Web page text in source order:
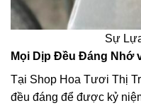
Sự
Mọi Dịp Đều Đáng Nhớ
Tại Shop Hoa Tươi Thị
đều đáng để được kỷ